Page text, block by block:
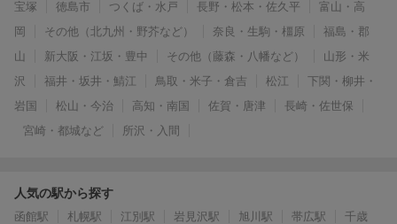
宝塚 徳島市 つくば・水戸 長野・松本・佐久平
富山・高
岡
その他（北九州・野芥など） 奈良・生駒・橿原
福島・郡
山
新大阪・江坂・豊中 その他（藤森・八幡など）
山形・米
沢
福井・坂井・鯖江 鳥取・米子・倉吉 松江
下関・柳井・
岩国
松山・今治 高知・南国 佐賀・唐津
長崎・佐世保
宮崎・都城など
所沢・入間
人気の駅から探す
函館駅 札幌駅 江別駅 岩見沢駅 旭川駅 帯広駅
千歳